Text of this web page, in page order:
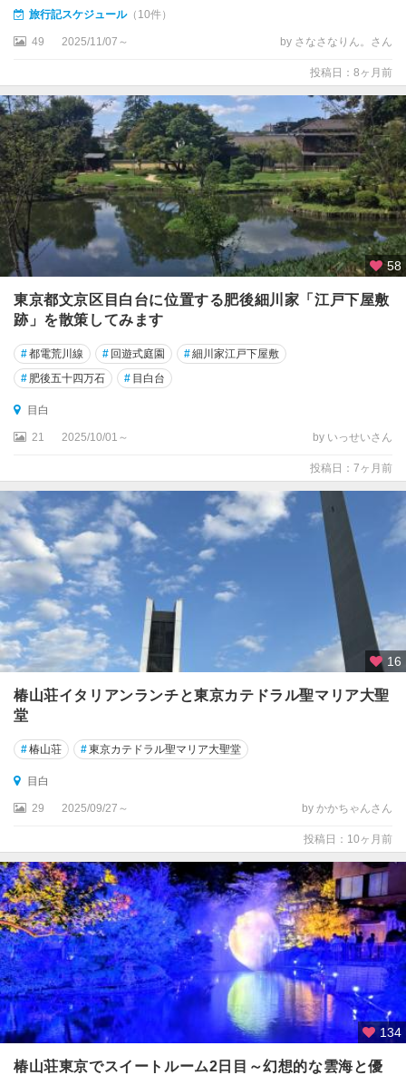
旅行記スケジュール（10件）
49 2025/11/07～ by さなさなりん。さん
投稿日：8ヶ月前
58
東京都文京区目白台に位置する肥後細川家「江戸下屋敷
跡」を散策してみます
#都電荒川線 # 回遊式庭園 #細川家江戸下屋敷
# 肥後五十四万石 # 目白台
目白
21 2025/10/01～ by いっせいさん
投稿日：7ヶ月前
16
椿山荘イタリアンランチと東京カテドラル聖マリア大聖
堂
#椿山荘 #東京カテドラル聖マリア大聖堂
目白
29 2025/09/27～ by かかちゃんさん
投稿日：10ヶ月前
134
椿山荘東京でスイートルーム2日目～幻想的な雲海と優